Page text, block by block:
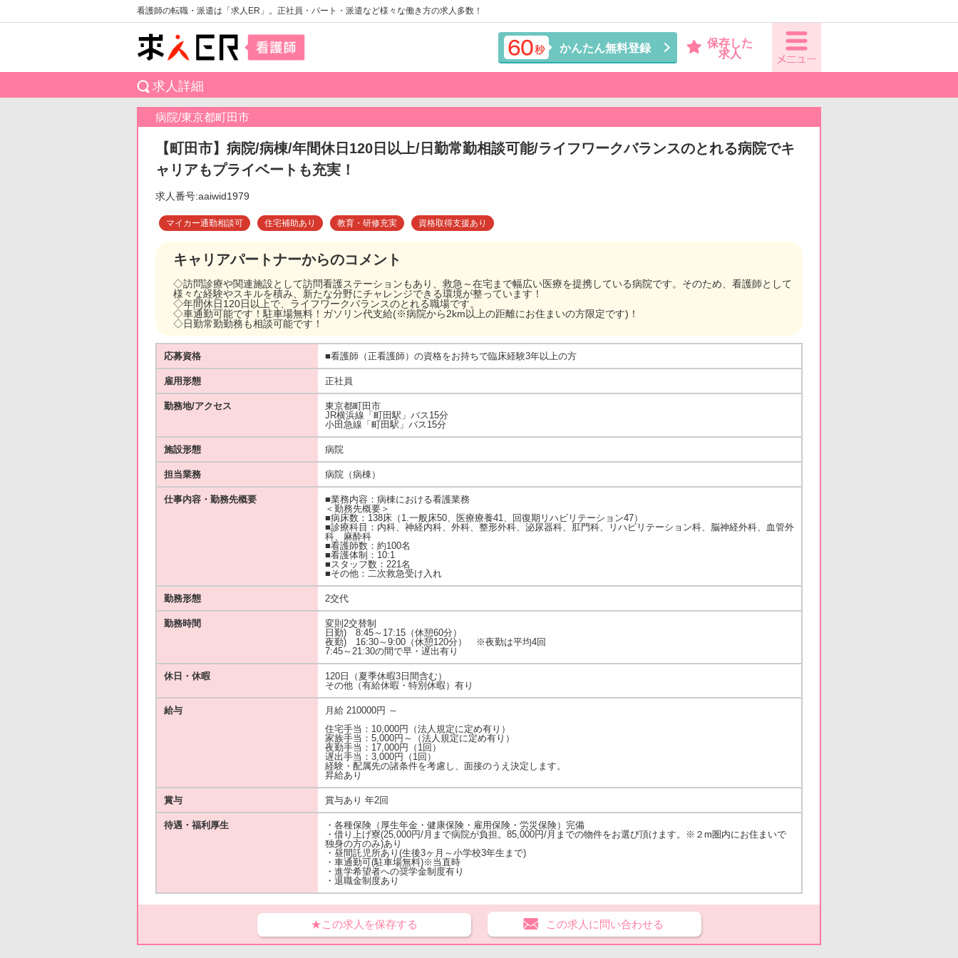
看護師の転職・派遣は「求人ER」。正社員・パート・派遣など様々な働き方の求人多数！
かんたん無料登録
保存した
求人
求人詳細
病院/東京都町田市
【町田市】病院/病棟/年間休日120日以上/日勤常勤相談可能/ライフワークバランスのとれる病院でキ
ャリアもプライベートも充実！
求人番号:aaiwid1979
マイカー通勤相談可 住宅補助あり 教育・研修充実 資格取得支援あり
キャリアパートナーからのコメント
◇訪問診療や関連施設として訪問看護ステーションもあり、救急～在宅まで幅広い医療を提携している病院です。そのため、看護師として
様々な経験やスキルを積み、新たな分野にチャレンジできる環境が整っています！
◇年間休日120日以上で、ライフワークバランスのとれる職場です。
◇車通勤可能です！駐車場無料！ガソリン代支給(※病院から2km以上の距離にお住まいの方限定です)！
◇日勤常勤勤務も相談可能です！
応募資格 ■看護師（正看護師）の資格をお持ちで臨床経験3年以上の方
雇用形態 正社員
勤務地/アクセス
東京都町田市
JR横浜線「町田駅」バス15分
小田急線「町田駅」バス15分
施設形態 病院
担当業務 病院（病棟）
仕事内容・勤務先概要
■業務内容：病棟における看護業務
＜勤務先概要＞
■病床数：138床（1.一般床50、医療療養41、回復期リハビリテーション47）
■診療科目：内科、神経内科、外科、整形外科、泌尿器科、肛門科、リハビリテーション科、脳神経外科、血管外
科、麻酔科
■看護師数：約100名
■看護体制：10:1
■スタッフ数：221名
■その他：二次救急受け入れ
勤務形態 2交代
勤務時間
変則2交替制
日勤) 8:45～17:15（休憩60分）
夜勤) 16:30～9:00（休憩120分） ※夜勤は平均4回
7:45～21:30の間で早・遅出有り
休日・休暇
120日（夏季休暇3日間含む）
その他（有給休暇・特別休暇）有り
給与
月給 210000円 ～
住宅手当：10,000円（法人規定に定め有り）
家族手当：5,000円～（法人規定に定め有り）
夜勤手当：17,000円（1回）
遅出手当：3,000円（1回）
経験・配属先の諸条件を考慮し、面接のうえ決定します。
昇給あり
賞与 賞与あり 年2回
待遇・福利厚生
・各種保険（厚生年金・健康保険・雇用保険・労災保険）完備
・借り上げ寮(25,000円/月まで病院が負担。85,000円/月までの物件をお選び頂けます。※２m圏内にお住まいで
独身の方のみ)あり
・昼間託児所あり(生後3ヶ月～小学校3年生まで)
・車通勤可(駐車場無料)※当直時
・進学希望者への奨学金制度有り
・退職金制度あり
★この求人を保存する この求人に問い合わせる